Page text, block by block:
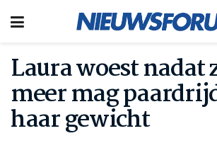
Laura woest nadat
meer mag
haar gewicht